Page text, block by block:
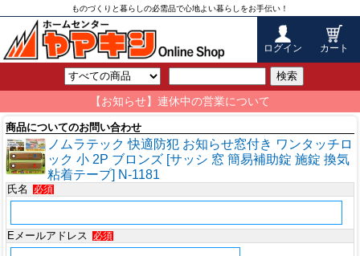
ものづくりと暮らしの必需品で心地よい暮らしをお手伝い！
ログイン カート
検索
【お知らせ】連休中の営業について
商品についてのお問い合わせ
ノムラテック 快適防犯 お知らせ窓付き ワンタッチロ
ック 小 2P ブロンズ [サッシ 窓 簡易補助錠 施錠 換気
粘着テープ] N-1181
氏名 必須
Eメールアドレス 必須